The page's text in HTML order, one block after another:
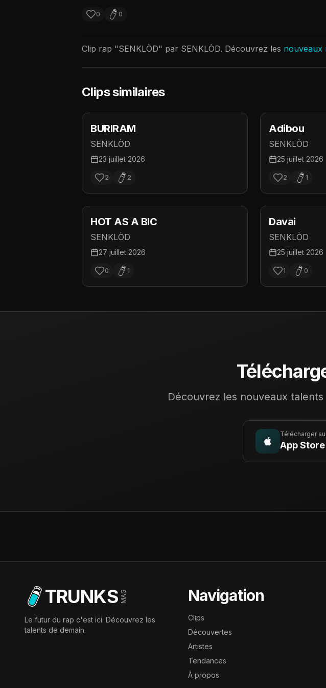
0 0
Clip rap "SENKLÒD" par SENKLÒD. Découvrez les nouveaux
Clips similaires
BURIRAM
SENKLÒD
23 juillet 2026
2 2
Adibou
SENKLÒD
25 juillet 2026
2 1
HOT AS A BIC
SENKLÒD
27 juillet 2026
0 1
Davai
SENKLÒD
25 juillet 2026
1 0
Découvrez les nouveaux
Télécharger
App Store
TRUNKS MAG
Le futur du rap c'est ici. Découvrez les
talents de demain.
Navigation
Clips
Découvertes
Artistes
Tendances
À propos